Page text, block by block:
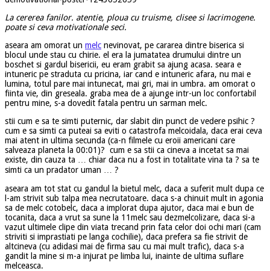
La cererea fanilor. atentie, ploua cu truisme, clisee si lacrimogene.
poate si ceva motivationale seci.
aseara am omorat un melc nevinovat, pe cararea dintre biserica si
blocul unde stau cu chirie. el era la jumatatea drumului dintre un
boschet si gardul bisericii, eu eram grabit sa ajung acasa. seara e
intuneric pe straduta cu pricina, iar cand e intuneric afara, nu mai e
lumina, totul pare mai intunecat, mai gri, mai in umbra. am omorat o
fiinta vie, din greseala. graba mea de a ajunge intr-un loc confortabil
pentru mine, s-a dovedit fatala pentru un sarman melc.
stii cum e sa te simti puternic, dar slabit din punct de vedere psihic ?
cum e sa simti ca puteai sa eviti o catastrofa melcoidala, daca erai ceva
mai atent in ultima secunda (ca-n filmele cu eroii americani care
salveaza planeta la 00:01)? cum e sa stii ca cineva a incetat sa mai
existe, din cauza ta … chiar daca nu a fost in totalitate vina ta ? sa te
simti ca un pradator uman … ?
aseara am tot stat cu gandul la bietul melc, daca a suferit mult dupa ce
l-am strivit sub talpa mea necrutatoare. daca s-a chinuit mult in agonia
sa de melc cotobelc, daca a implorat dupa ajutor, daca mai e bun de
tocanita, daca a vrut sa sune la 11melc sau dezmelcolizare, daca si-a
vazut ultimele clipe din viata trecand prin fata celor doi ochi mari (cam
striviti si imprastiati pe langa cochilie), daca prefera sa fie strivit de
altcineva (cu adidasi mai de firma sau cu mai mult trafic), daca s-a
gandit la mine si m-a injurat pe limba lui, inainte de ultima suflare
melceasca.